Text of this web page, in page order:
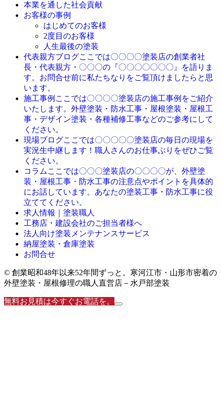
本業を通した社会貢献
お客様の事例
はじめてのお客様
2度目のお客様
人生最後の塗装
代表親方ブログここでは〇〇〇〇塗装店の創業者社
長・代表親方・〇〇〇の『〇〇〇〇〇〇〇』を語りま
す。お問合せ前に私たちなりをご覧頂けましたらと思
います。
施工事例 ここでは〇〇〇〇塗装店の施工事例をご紹介
いたします。外壁塗装・防水工事・屋根塗装・屋根工
事・デザイン塗装・各種補修工事などのご参考にして
ください。
現場ブログここでは〇〇〇〇〇塗装店の毎日の現場を
実況生中継します！職人さんのお仕事ぶりをぜひご覧
ください。
コラム ここでは〇〇〇塗装店の〇〇〇〇が、外壁塗
装・屋根工事・防水工事の注意点やポイントを具体的
にお話しています。あなたの塗装工事・防水工事に役
立ててください。
求人情報｜塗装職人
工務店・建設会社のご担当者様へ
法人向け塗装メンテナンスサービス
納屋塗装・倉庫塗装
お問合せ
© 創業昭和48年以来52年間ずっと。寒河江市・山形市密着の
外壁塗装・屋根修理の職人直営店－水戸部塗装
無料お見積は今すぐお電話を。